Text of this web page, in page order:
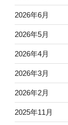
2026年6月
2026年5月
2026年4月
2026年3月
2026年2月
2025年11月